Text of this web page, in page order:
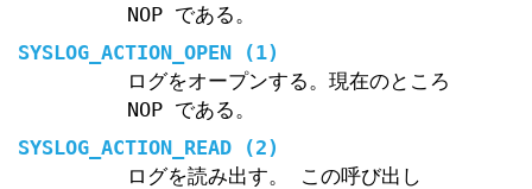
NOP である。
SYSLOG_ACTION_OPEN (1)
ログをオープンする。現在のところ
NOP である。
SYSLOG_ACTION_READ (2)
ログを読み出す。 この呼び出し